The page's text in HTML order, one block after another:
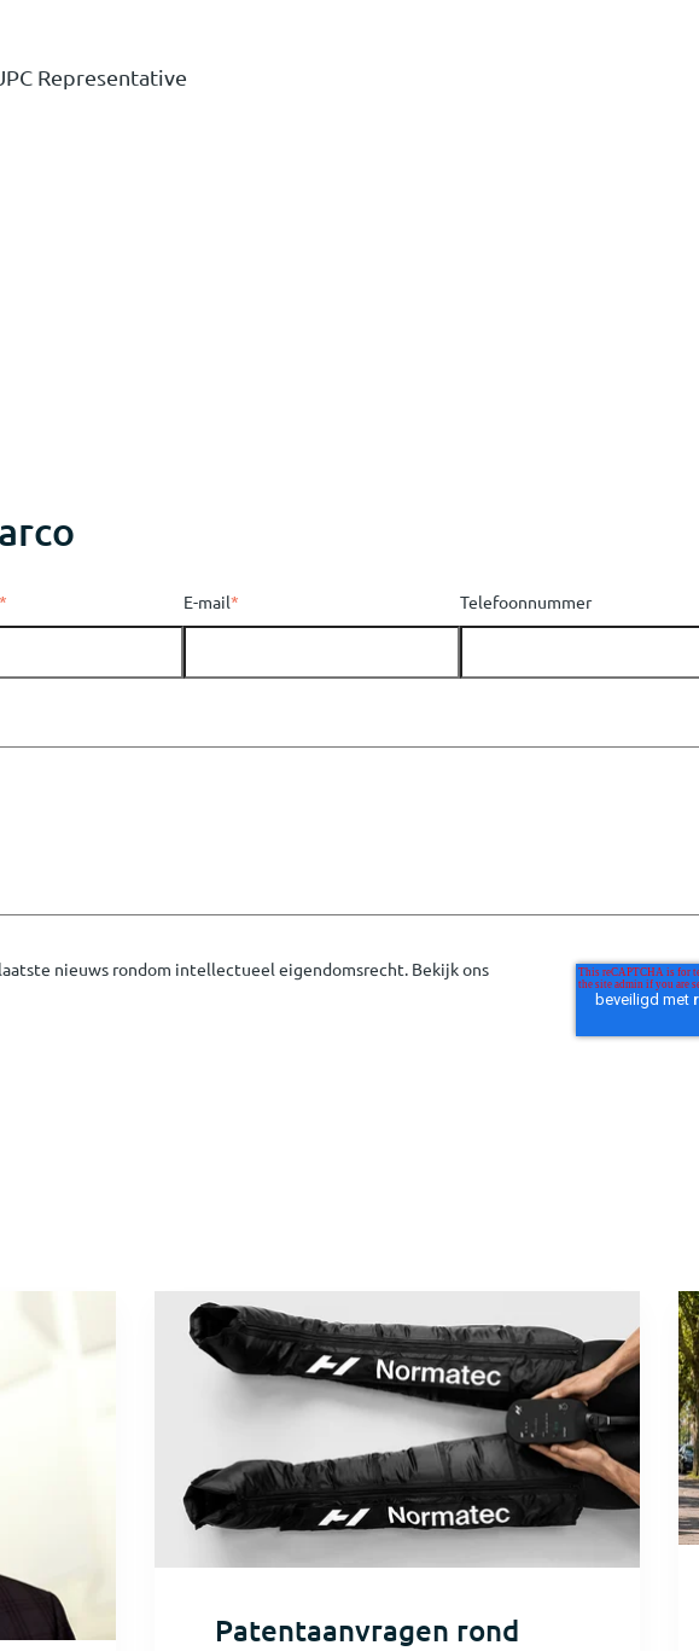
Representative
* E-mail* Telefoonnummer
nieuws rondom intellectueel eigendomsrecht. Bekijk ons
Patentaanvragen rond